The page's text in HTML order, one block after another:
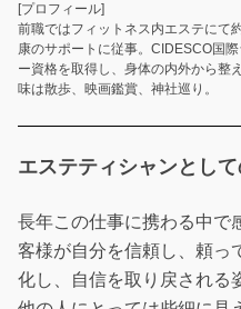
[プロフィール]
前職ではフィットネス内エステにて
康のサポートに従事。CIDESCO国
ー資格を取得し、身体の内外から整
味は散歩、映画鑑賞、神社巡り。
エステティシャンとし
長年この仕事に携わる中で
客様が自分を信頼し、頼っ
化し、自信を取り戻される